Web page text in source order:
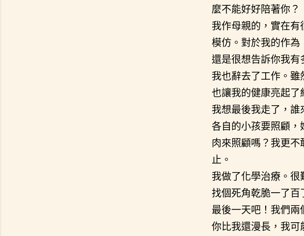
麼不能好好陪著你？
我作母親的，實在
模仿。對於我的作
還是很想告訴你我有
我也辭去了工作。
也讓我的健康亮起了
我想最後我走了，
各自的小孩要照顧
肉來照顧嗎？我更
止。
我做了化學治療。
找個死角乾脆一了
最後一天吧！我們
你比我還漫長，我可